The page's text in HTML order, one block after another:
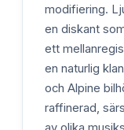
modifiering.
en diskant
ett
en naturlig
och Alpine
raffinerad,